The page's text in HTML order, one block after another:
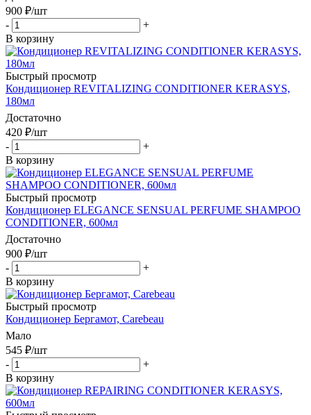
900 ₽/шт
-
+
В корзину
Быстрый просмотр
Кондиционер REVITALIZING CONDITIONER KERASYS,
180мл
Достаточно
420 ₽/шт
-
+
В корзину
Быстрый просмотр
Кондиционер ELEGANCE SENSUAL PERFUME SHAMPOO
CONDITIONER, 600мл
Достаточно
900 ₽/шт
-
+
В корзину
Быстрый просмотр
Кондиционер Бергамот, Carebeau
Мало
545 ₽/шт
-
+
В корзину